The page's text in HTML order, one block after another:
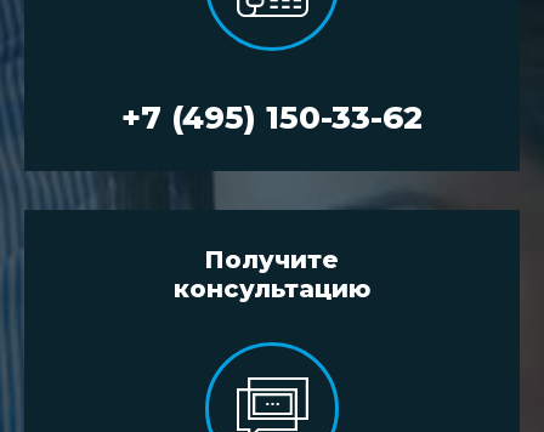
+7 (495) 150-33-62
Получите
консультацию